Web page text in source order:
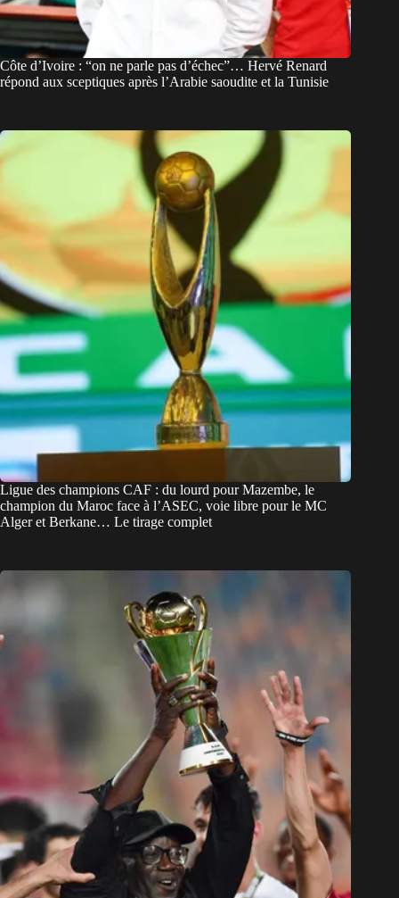
Côte d’Ivoire : “on ne parle pas d’échec”… Hervé Renard
répond aux sceptiques après l’Arabie saoudite et la Tunisie
Ligue des champions CAF : du lourd pour Mazembe, le
champion du Maroc face à l’ASEC, voie libre pour le MC
Alger et Berkane… Le tirage complet